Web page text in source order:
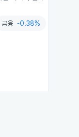
금융 -0.38%